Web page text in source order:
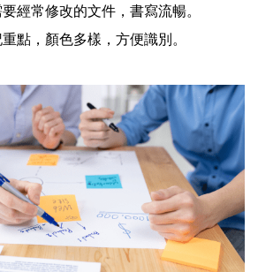
要經常修改的文件，書寫流暢。
重點，顏色多樣，方便識別。